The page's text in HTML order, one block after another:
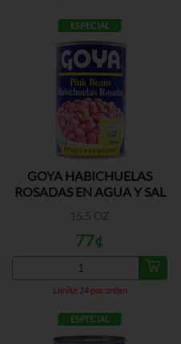
ESPECIAL
GOYA HABICHUELAS
ROSADAS EN AGUA Y SAL
15.5 OZ
Límite 24 por orden
77¢
ESPECIAL